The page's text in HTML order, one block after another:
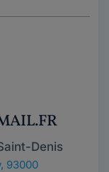
Denis
93000